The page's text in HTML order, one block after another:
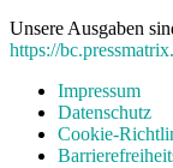
Unsere Ausgaben
https://
Impressum
Datenschutz
Cookie-